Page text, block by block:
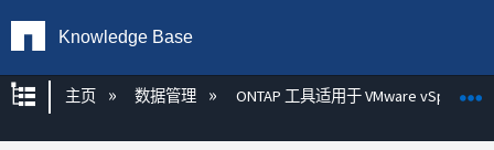
Knowledge Base
扩展/隐缩全局层次
主页 数据管理 ONTAP 工具适用于 VMware vSphere